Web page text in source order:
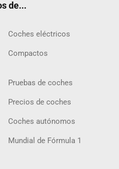
de...
Coches eléctricos
Compactos
Pruebas de coches
Precios de coches
Coches autónomos
Mundial de Fórmula 1